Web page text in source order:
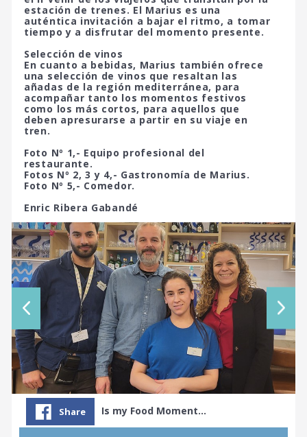
estación de trenes. El Marius es una
auténtica invitación a bajar el ritmo, a tomar
tiempo y a disfrutar del momento presente.
Selección de vinos
En cuanto a bebidas, Marius también ofrece
una selección de vinos que resaltan las
añadas de la región mediterránea, para
acompañar tanto los momentos festivos
como los más cortos, para aquellos que
deben apresurarse a partir en su viaje en
tren.
Foto Nº 1,- Equipo profesional del
restaurante.
Fotos Nº 2, 3 y 4,- Gastronomía de Marius.
Foto Nº 5,- Comedor.
Enric Ribera Gabandé
Share Is my Food Moment…